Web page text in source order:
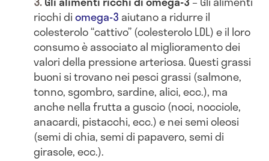
ricchi diomega-3 aiutano a ridurre il
colesterolo “cattivo” (colesterolo LDL) e il loro
consumo è associato al miglioramento dei
valori della pressione arteriosa. Questi grassi
buoni si trovano nei pesci grassi (salmone,
tonno, sgombro, sardine, alici, ecc.), ma
anche nella frutta a guscio (noci, nocciole,
anacardi, pistacchi, ecc.) e nei semi oleosi
(semi di chia, semi di papavero, semi di
girasole, ecc.).